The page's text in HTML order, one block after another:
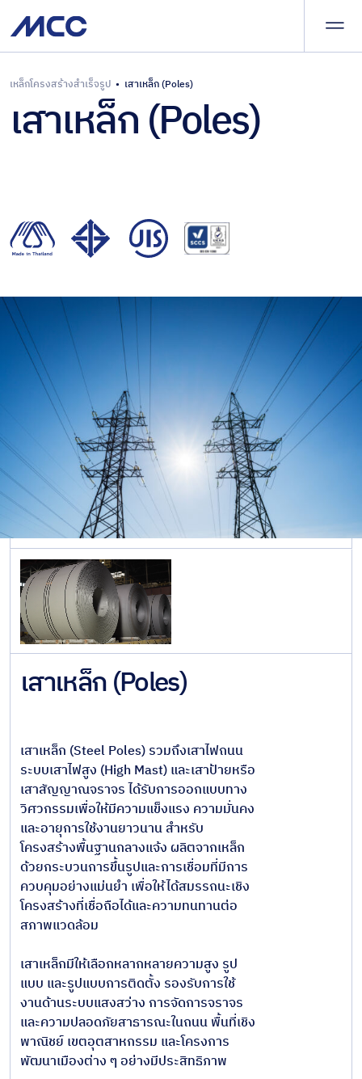
และ
จัด
นำ
–
ครบ
วงจร
ผลิตภัณฑ์ของเรา
บริการและโซลูชัน
เกี่ยวกับ
ร่วมงานกับเรา
ติดต่อเรา
English
และเหล็ก
แบน
เหล็ก
เคลือบ
สาร
อินทรีย์
เหล็กรูป
พรรณ
รีดร้อน
พรรณ
ขึ้นรูปเย็น
เหล็กชีท
ไพล์และ
เสาเข็ม
เหล็กแบบ
ท่อ
เหล็กทรง
ยาว
เหล็กท่อ
แบบท่อ
ระบบ
หลังคา
และผนัง
เหล็ก
ผสมและ
เหล็ก
พิเศษ
โลหะที่
ไม่ใช่เหล็ก
เหล็ก
โครงสร้าง
สำเร็จรูป
เหล็กโครงสร้างสำเร็จรูป • เสาเหล็ก (Poles)
เสาเหล็ก (Poles)
เสาเหล็ก (Poles)
เสาเหล็ก (Steel Poles) รวมถึงเสาไฟถนน
ระบบเสาไฟสูง (High Mast) และเสาป้ายหรือ
เสาสัญญาณจราจร ได้รับการออกแบบทาง
วิศวกรรมเพื่อให้มีความแข็งแรง ความมั่นคง
และอายุการใช้งานยาวนาน สำหรับ
โครงสร้างพื้นฐานกลางแจ้ง ผลิตจากเหล็ก
ด้วยกระบวนการขึ้นรูปและการเชื่อมที่มีการ
ควบคุมอย่างแม่นยำ เพื่อให้ได้สมรรถนะเชิง
โครงสร้างที่เชื่อถือได้และความทนทานต่อ
สภาพแวดล้อม
เสาเหล็กมีให้เลือกหลากหลายความสูง รูป
แบบ และรูปแบบการติดตั้ง รองรับการใช้
งานด้านระบบแสงสว่าง การจัดการจราจร
และความปลอดภัยสาธารณะในถนน พื้นที่เชิง
พาณิชย์ เขตอุตสาหกรรม และโครงการ
พัฒนาเมืองต่าง ๆ อย่างมีประสิทธิภาพ